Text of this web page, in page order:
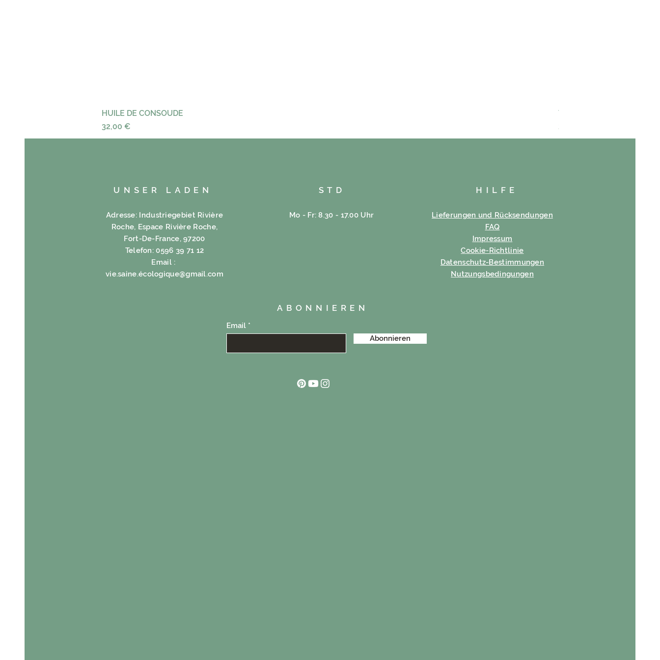
HUILE DE CONSOUDE
Preis
32,00 €
VAYANCE
Preis
23,00 €
UNSER LADEN
Adresse: Industriegebiet Rivière
Roche, Espace Rivière Roche,
Fort-De-France, 97200
Telefon: 0596 39 71 12
Email :
vie.saine.écologique@gmail.com
STD
Mo - Fr: 8.30 - 17.00 Uhr
HILFE
Lieferungen und Rücksendungen
FAQ
Impressum
Cookie-Richtlinie
Datenschutz-Bestimmungen
Nutzungsbedingungen
ABONNIEREN
Email
Abonnieren